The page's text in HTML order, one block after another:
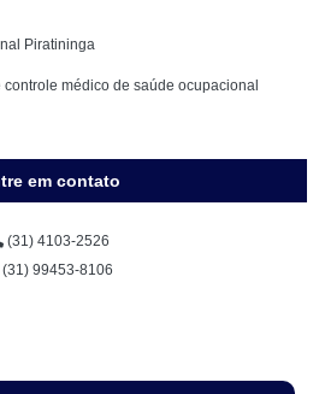
Piratininga
médico de saúde ocupacional
em contato
(31) 4103-2526
(31) 99453-8106